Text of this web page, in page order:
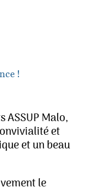
!
ASSUP Malo,
et
et un beau
le